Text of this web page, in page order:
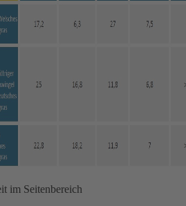
im Seitenbereich